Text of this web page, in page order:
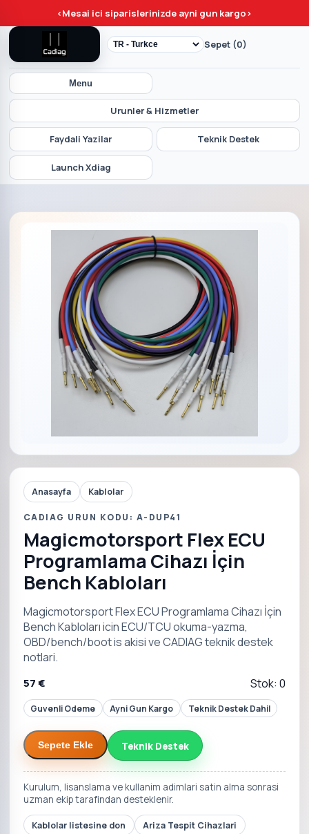
<Mesai ici siparislerinizde ayni gun kargo>
Menu
Urunler & Hizmetler
Faydali Yazilar Teknik Destek
Launch Xdiag
Sepet (0)
Anasayfa Kablolar
CADIAG URUN KODU: A-DUP41
Magicmotorsport Flex ECU
Programlama Cihazı İçin
Bench Kabloları
Magicmotorsport Flex ECU Programlama Cihazı İçin
Bench Kabloları icin ECU/TCU okuma-yazma,
OBD/bench/boot is akisi ve CADIAG teknik destek
notlari.
57 € Stok: 0
Guvenli Odeme Ayni Gun Kargo Teknik Destek Dahil
Sepete Ekle Teknik Destek
Kurulum, lisanslama ve kullanim adimlari satin alma sonrasi
uzman ekip tarafindan desteklenir.
Kablolar listesine don
Ariza Tespit Cihazlari